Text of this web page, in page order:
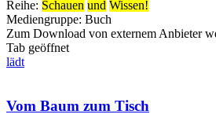
Reihe: Schauen und Wissen!
Mediengruppe: Buch
Zum Download von externem Anbieter
Tab geöffnet
lädt
Vom Baum zum Tisch